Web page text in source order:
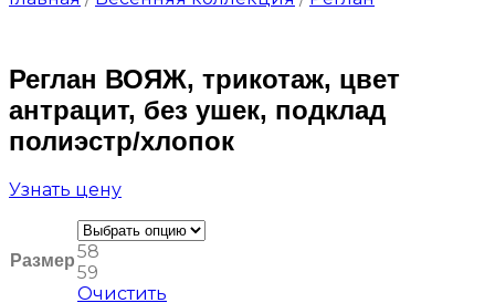
Реглан ВОЯЖ, трикотаж, цвет
антрацит, без ушек, подклад
полиэстр/хлопок
Узнать цену
Размер58
59
Очистить